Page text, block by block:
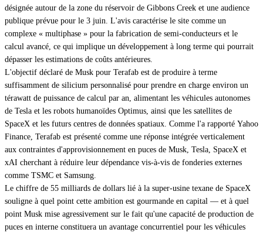
désignée autour de la zone du réservoir de Gibbons Creek et une audience
publique prévue pour le 3 juin. L'avis caractérise le site comme un
complexe « multiphase » pour la fabrication de semi-conducteurs et le
calcul avancé, ce qui implique un développement à long terme qui pourrait
dépasser les estimations de coûts antérieures.
L'objectif déclaré de Musk pour Terafab est de produire à terme
suffisamment de silicium personnalisé pour prendre en charge environ un
térawatt de puissance de calcul par an, alimentant les véhicules autonomes
de Tesla et les robots humanoïdes Optimus, ainsi que les satellites de
SpaceX et les futurs centres de données spatiaux. Comme l'a rapporté Yahoo
Finance, Terafab est présenté comme une réponse intégrée verticalement
aux contraintes d'approvisionnement en puces de Musk, Tesla, SpaceX et
xAI cherchant à réduire leur dépendance vis-à-vis de fonderies externes
comme TSMC et Samsung.
Le chiffre de 55 milliards de dollars lié à la super-usine texane de SpaceX
souligne à quel point cette ambition est gourmande en capital — et à quel
point Musk mise agressivement sur le fait qu'une capacité de production de
puces en interne constituera un avantage concurrentiel pour les véhicules